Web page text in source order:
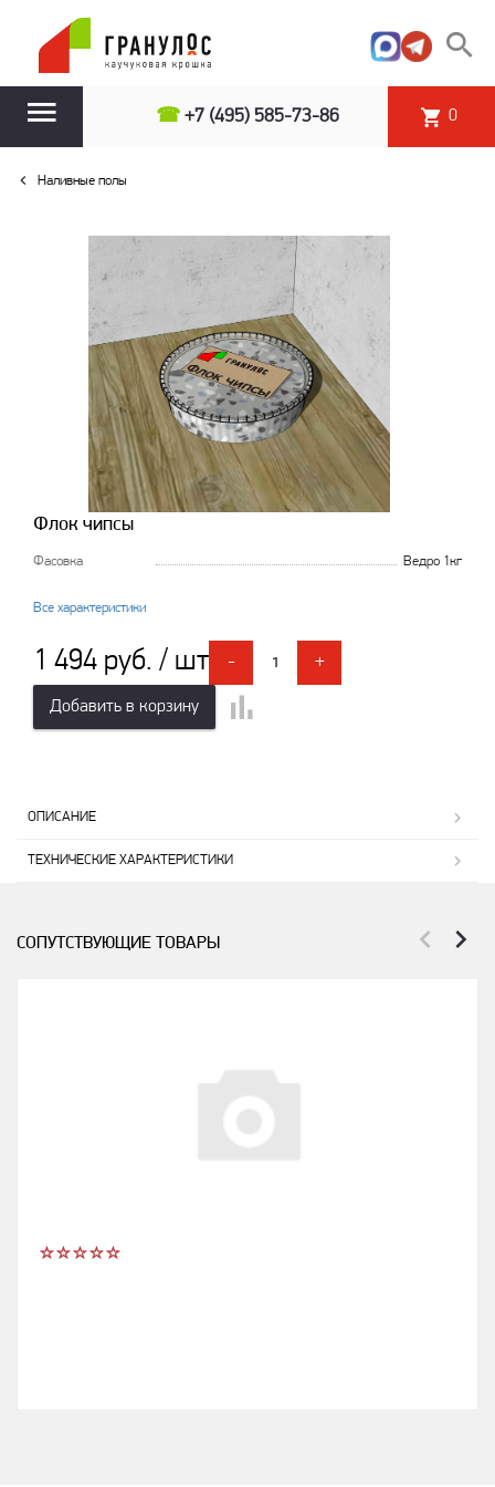
☎ +7 (495) 585-73-86 0
Наливные полы
Флок чипсы
Фасовка Ведро 1кг
Все характеристики
1 494 руб. / шт - +
Добавить в корзину
ОПИСАНИЕ
ТЕХНИЧЕСКИЕ ХАРАКТЕРИСТИКИ
СОПУТСТВУЮЩИЕ ТОВАРЫ